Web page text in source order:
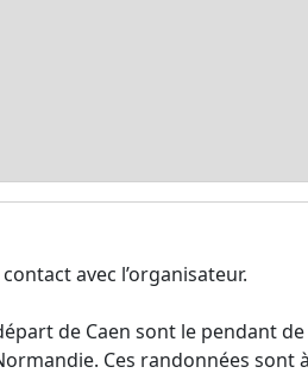
avec l’organisateur.
de Caen sont le pendant
Ces randonnées sont